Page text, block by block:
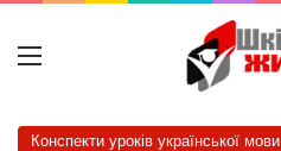
Меню
Конспекти уроків української